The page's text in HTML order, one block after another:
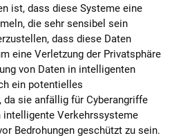
ist, dass diese Systeme eine
die sehr sensibel sein
dass diese Daten
eine Verletzung der Privatsphäre
von Daten in intelligenten
ein potentielles
sie anfällig für Cyberangriffe
intelligente Verkehrssysteme
Bedrohungen geschützt zu sein.